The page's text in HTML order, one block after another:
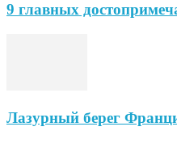
9 главных
Лазурный берег